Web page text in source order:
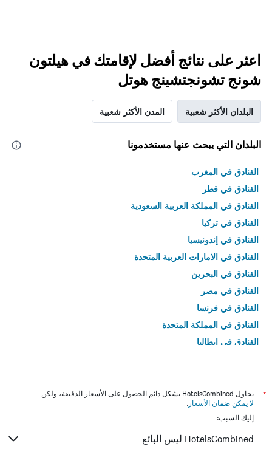
اعثر على نتائج أفضل لإقامتك في هيلتون
شونج تشونجتشينج هوتل
البلدان الأكثر شعبية المدن الأكثر شعبية
البلدان التي يبحث عنها مستخدمونا
الفنادق في المغرب
الفنادق في قطر
الفنادق في المملكة العربية السعودية
الفنادق في تركيا
الفنادق في إندونيسيا
الفنادق في الامارات العربية المتحدة
الفنادق في البحرين
الفنادق في مصر
الفنادق في فرنسا
الفنادق في المملكة المتحدة
الفنادق في إيطاليا
*
يحاول HotelsCombined بشكل دائم الحصول على الأسعار الدقيقة، ولكن
لا يمكن ضمان الأسعار .
إليك السبب:
HotelsCombined ليس البائع